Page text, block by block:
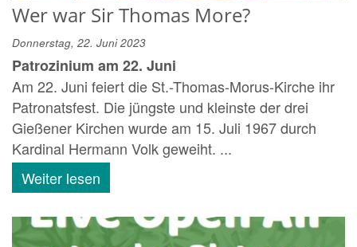
Wer war Sir Thomas More?
Donnerstag, 22. Juni 2023
Patrozinium am 22. Juni
Am 22. Juni feiert die St.-Thomas-Morus-Kirche ihr
Patronatsfest. Die jüngste und kleinste der drei
Gießener Kirchen wurde am 15. Juli 1967 durch
Kardinal Hermann Volk geweiht. ...
Weiter lesen